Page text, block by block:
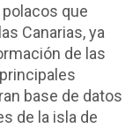
que
Canarias, ya
de las
base de datos
de la isla de